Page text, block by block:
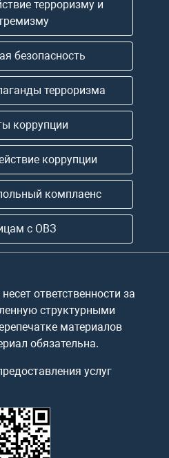
терроризму и
безопасность
терроризма
коррупции
коррупции
комплаенс
с ОВЗ
ответственности за
структурными
материалов
обязательна.
услуг